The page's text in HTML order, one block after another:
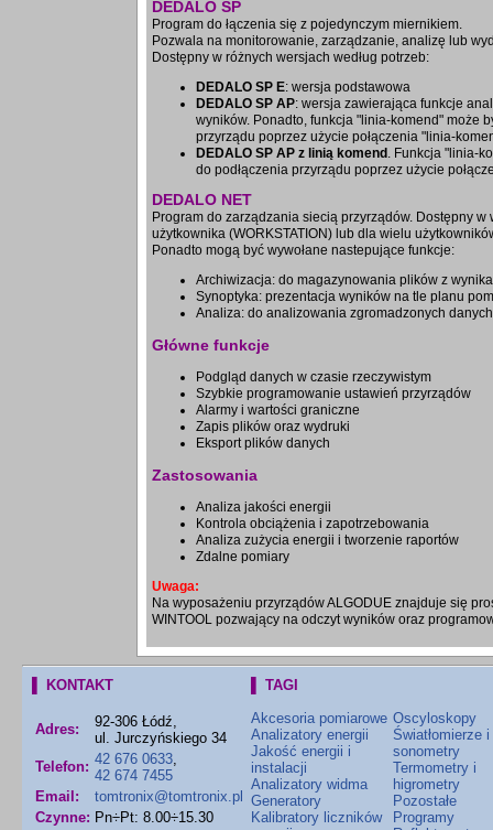
DEDALO SP
Program do łączenia się z pojedynczym miernikiem.
Pozwala na monitorowanie, zarządzanie, analizę lub
Dostępny w różnych wersjach według potrzeb:
DEDALO SP E: wersja podstawowa
DEDALO SP AP: wersja zawierająca funkcje
wyników. Ponadto, funkcja "linia-komend" może
przyrządu poprzez użycie połączenia "linia-
DEDALO SP AP z linią komend . Funkcja "linia-
do podłączenia przyrządu poprzez użycie
DEDALO NET
Program do zarządzania siecią przyrządów. Dostępny
użytkownika (WORKSTATION) lub dla wielu
Ponadto mogą być wywołane nastepujące funkcje:
Archiwizacja: do magazynowania plików z
Synoptyka: prezentacja wyników na tle planu
Analiza: do analizowania zgromadzonych danych
Główne funkcje
Podgląd danych w czasie rzeczywistym
Szybkie programowanie ustawień przyrządów
Alarmy i wartości graniczne
Zapis plików oraz wydruki
Eksport plików danych
Zastosowania
Analiza jakości energii
Kontrola obciążenia i zapotrzebowania
Analiza zużycia energii i tworzenie raportów
Zdalne pomiary
Uwaga:
Na wyposażeniu przyrządów ALGODUE znajduje się
WINTOOL pozwający na odczyt wyników oraz
▌ KONTAKT
Adres:
92-306 Łódź,
ul. Jurczyńskiego 34
Telefon: 42 676 0633,
42 674 7455
Email:
tomtronix@tomtronix.pl
Czynne: Pn÷Pt: 8.00÷15.30
▌ TAGI
Akcesoria pomiarowe
Analizatory energii
Jakość energii i
instalacji
Analizatory widma
Generatory
Kalibratory liczników
Oscyloskopy
Światłomierze i
sonometry
Termometry i
higrometry
Pozostałe
Programy